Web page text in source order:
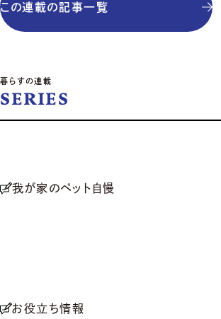
この連載の記事一覧
暮らすの連載
SERIES
我が家のペット自慢
お役立ち情報